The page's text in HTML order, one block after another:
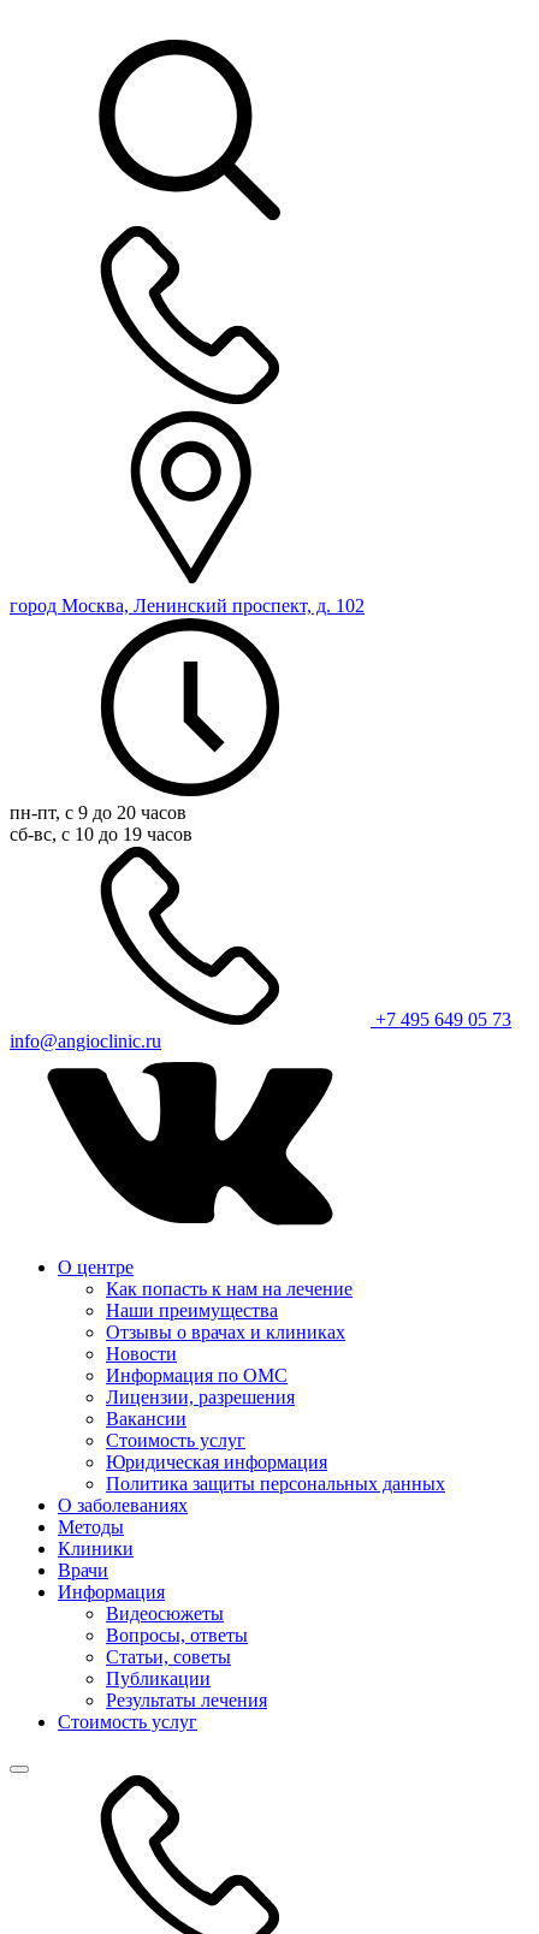
город Москва, Ленинский проспект, д. 102
пн-пт, с 9 до 20 часов
сб-вс, с 10 до 19 часов
+7 495 649 05 73
info@angioclinic.ru
О центре
Как попасть к нам на лечение
Наши преимущества
Отзывы о врачах и клиниках
Новости
Информация по ОМС
Лицензии, разрешения
Вакансии
Стоимость услуг
Юридическая информация
Политика защиты персональных данных
О заболеваниях
Методы
Клиники
Врачи
Информация
Видеосюжеты
Вопросы, ответы
Статьи, советы
Публикации
Результаты лечения
Стоимость услуг